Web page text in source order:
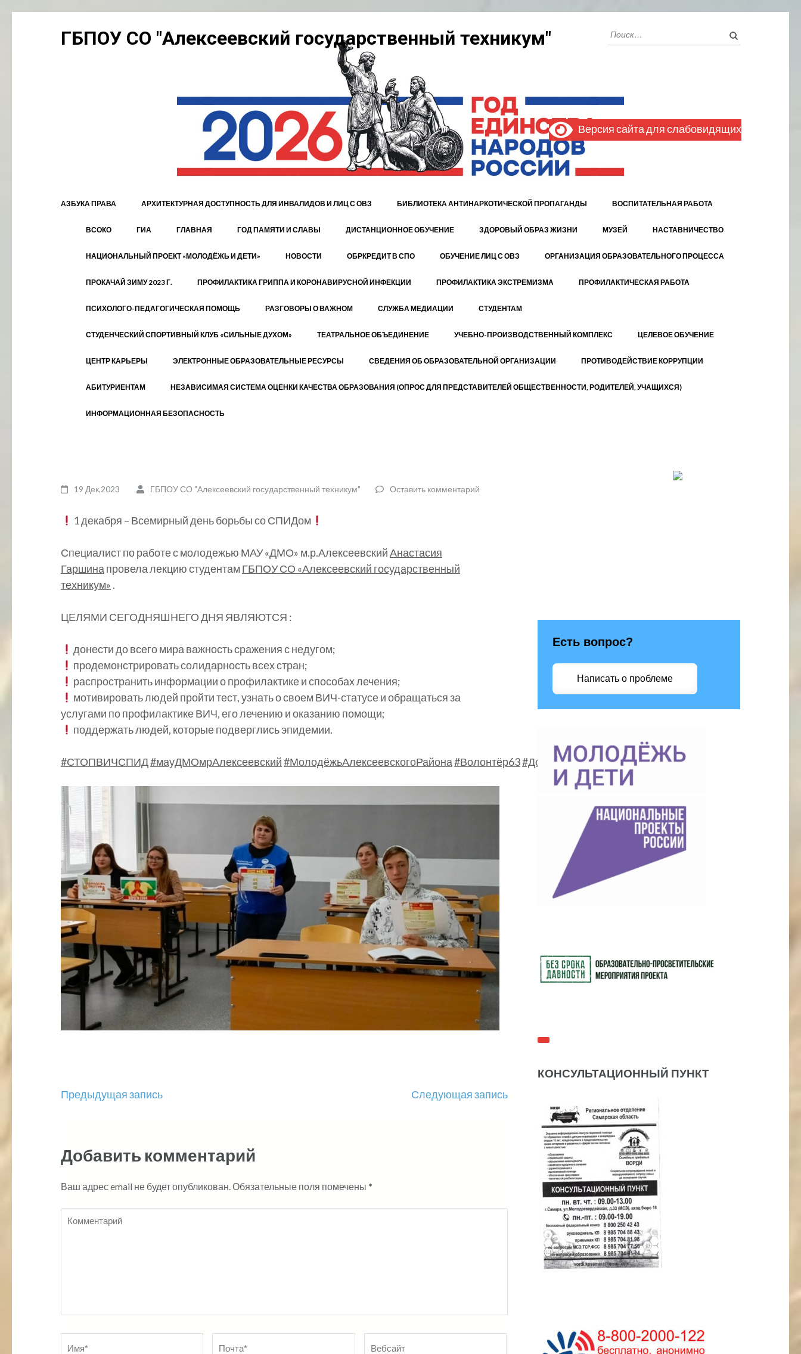
ГБПОУ СО "Алексеевский государственный техникум" Найти:
АЗБУКА ПРАВА АРХИТЕКТУРНАЯ ДОСТУПНОСТЬ ДЛЯ ИНВАЛИДОВ И ЛИЦ С ОВЗ БИБЛИОТЕКА АНТИНАРКОТИЧЕСКОЙ ПРОПАГАНДЫ ВОСПИТАТЕЛЬНАЯ РАБОТА
ВСОКО ГИА ГЛАВНАЯ ГОД ПАМЯТИ И СЛАВЫ ДИСТАНЦИОННОЕ ОБУЧЕНИЕ ЗДОРОВЫЙ ОБРАЗ ЖИЗНИ МУЗЕЙ НАСТАВНИЧЕСТВО
НАЦИОНАЛЬНЫЙ ПРОЕКТ «МОЛОДЁЖЬ И ДЕТИ» НОВОСТИ ОБРКРЕДИТ В СПО ОБУЧЕНИЕ ЛИЦ С ОВЗ ОРГАНИЗАЦИЯ ОБРАЗОВАТЕЛЬНОГО ПРОЦЕССА
ПРОКАЧАЙ ЗИМУ 2023 Г. ПРОФИЛАКТИКА ГРИППА И КОРОНАВИРУСНОЙ ИНФЕКЦИИ ПРОФИЛАКТИКА ЭКСТРЕМИЗМА ПРОФИЛАКТИЧЕСКАЯ РАБОТА
ПСИХОЛОГО-ПЕДАГОГИЧЕСКАЯ ПОМОЩЬ РАЗГОВОРЫ О ВАЖНОМ СЛУЖБА МЕДИАЦИИ СТУДЕНТАМ
СТУДЕНЧЕСКИЙ СПОРТИВНЫЙ КЛУБ «СИЛЬНЫЕ ДУХОМ» ТЕАТРАЛЬНОЕ ОБЪЕДИНЕНИЕ УЧЕБНО-ПРОИЗВОДСТВЕННЫЙ КОМПЛЕКС ЦЕЛЕВОЕ ОБУЧЕНИЕ
ЦЕНТР КАРЬЕРЫ ЭЛЕКТРОННЫЕ ОБРАЗОВАТЕЛЬНЫЕ РЕСУРСЫ СВЕДЕНИЯ ОБ ОБРАЗОВАТЕЛЬНОЙ ОРГАНИЗАЦИИ ПРОТИВОДЕЙСТВИЕ КОРРУПЦИИ
АБИТУРИЕНТАМ НЕЗАВИСИМАЯ СИСТЕМА ОЦЕНКИ КАЧЕСТВА ОБРАЗОВАНИЯ (ОПРОС ДЛЯ ПРЕДСТАВИТЕЛЕЙ ОБЩЕСТВЕННОСТИ, РОДИТЕЛЕЙ, УЧАЩИХСЯ)
ИНФОРМАЦИОННАЯ БЕЗОПАСНОСТЬ
19 Дек,2023 ГБПОУ СО "Алексеевский государственный техникум" Оставить комментарий
1 декабря – Всемирный день борьбы со СПИДом
Специалист по работе с молодежью МАУ «ДМО» м.р.АлексеевскийАнастасия
Гаршина провела лекцию студентам ГБПОУ СО «Алексеевский государственный
техникум» .
ЦЕЛЯМИ СЕГОДНЯШНЕГО ДНЯ ЯВЛЯЮТСЯ :
донести до всего мира важность сражения с недугом;
продемонстрировать солидарность всех стран;
распространить информации о профилактике и способах лечения;
мотивировать людей пройти тест, узнать о своем ВИЧ-статусе и обращаться за
услугами по профилактике ВИЧ, его лечению и оказанию помощи;
поддержать людей, которые подверглись эпидемии.
#СТОПВИЧСПИД#мауДМОмрАлексеевский#МолодёжьАлексеевскогоРайона#Волонтёр63#Доброволец
Навигация
записям
Предыдущая запись Следующая запись
Добавить комментарий
Ваш адрес email не будет опубликован.Обязательные поля помечены *
Есть вопрос?
Написать о проблеме
Версия сайта для слабовидящих
КОНСУЛЬТАЦИОННЫЙ ПУНКТ